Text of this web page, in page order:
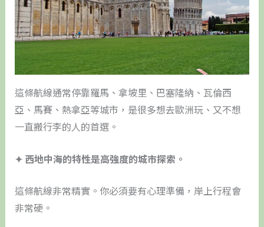
這條航線通常停靠羅馬、拿坡里、巴塞隆納、瓦倫西
亞、馬賽、熱拿亞等城市，是很多想去歐洲玩、又不想
一直搬行李的人的首選。
✦ 西地中海的特性是高強度的城市探索。
這條航線非常精實。你必須要有心理準備，岸上行程會
非常硬。